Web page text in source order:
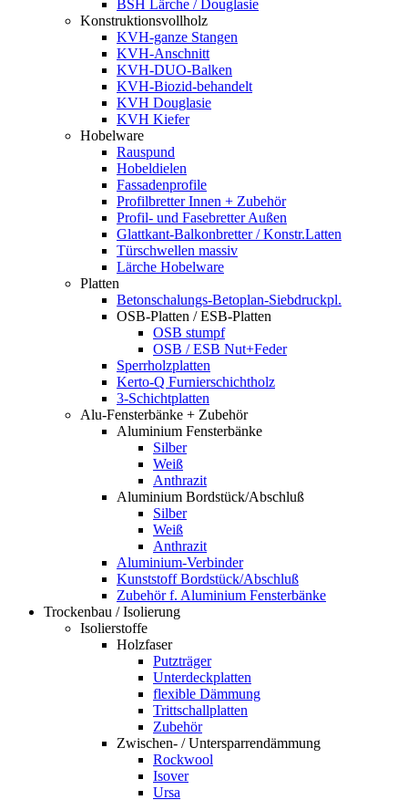
BSH Lärche / Douglasie
Konstruktionsvollholz
KVH-ganze Stangen
KVH-Anschnitt
KVH-DUO-Balken
KVH-Biozid-behandelt
KVH Douglasie
KVH Kiefer
Hobelware
Rauspund
Hobeldielen
Fassadenprofile
Profilbretter Innen + Zubehör
Profil- und Fasebretter Außen
Glattkant-Balkonbretter / Konstr.Latten
Türschwellen massiv
Lärche Hobelware
Platten
Betonschalungs-Betoplan-Siebdruckpl.
OSB-Platten / ESB-Platten
OSB stumpf
OSB / ESB Nut+Feder
Sperrholzplatten
Kerto-Q Furnierschichtholz
3-Schichtplatten
Alu-Fensterbänke + Zubehör
Aluminium Fensterbänke
Silber
Weiß
Anthrazit
Aluminium Bordstück/Abschluß
Silber
Weiß
Anthrazit
Aluminium-Verbinder
Kunststoff Bordstück/Abschluß
Zubehör f. Aluminium Fensterbänke
Trockenbau / Isolierung
Isolierstoffe
Holzfaser
Putzträger
Unterdeckplatten
flexible Dämmung
Trittschallplatten
Zubehör
Zwischen- / Untersparrendämmung
Rockwool
Isover
Ursa